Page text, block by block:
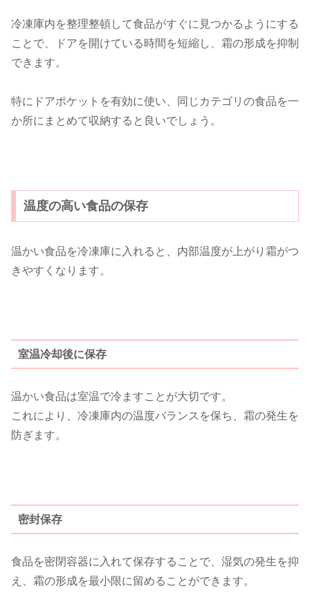
冷凍庫内を整理整頓して食品がすぐに見つかるようにする
ことで、ドアを開けている時間を短縮し、霜の形成を抑制
できます。
特にドアポケットを有効に使い、同じカテゴリの食品を一
か所にまとめて収納すると良いでしょう。
温度の高い食品の保存
温かい食品を冷凍庫に入れると、内部温度が上がり霜がつ
きやすくなります。
室温冷却後に保存
温かい食品は室温で冷ますことが大切です。
これにより、冷凍庫内の温度バランスを保ち、霜の発生を
防ぎます。
密封保存
食品を密閉容器に入れて保存することで、湿気の発生を抑
え、霜の形成を最小限に留めることができます。